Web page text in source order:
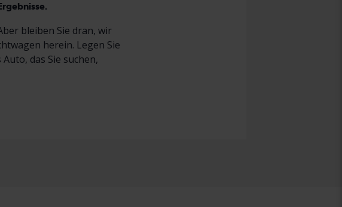
bleiben Sie dran, wir
herein. Legen Sie
das Sie suchen,